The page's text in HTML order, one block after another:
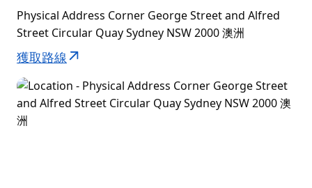
Physical Address Corner George Street and Alfred
Street Circular Quay Sydney NSW 2000 澳洲
獲取路線